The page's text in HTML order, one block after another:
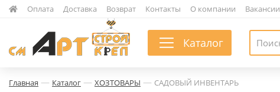
Оплата Доставка Возврат Контакты О компании Вакансии
Каталог
Главная — Каталог — ХОЗТОВАРЫ — САДОВЫЙ ИНВЕНТАРЬ